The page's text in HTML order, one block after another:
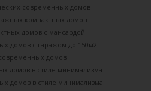
современных домов
компактных домов
домов с мансардой
домов с гаражом до 150м2
домов
домов в стиле минимализма
домов в стиле минимализма